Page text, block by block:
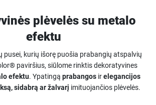
plėvelės su metalo
efektu
pusei, kurių išorę puošia prabangių atspalvių
paviršius, siūlome rinktis dekoratyvines
efektu. Ypatingą prabangos irelegancijos
sidabrą ar žalvarį imituojančios plėvelės.